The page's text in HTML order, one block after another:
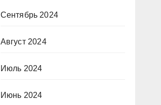
Сентябрь 2024
Август 2024
Июль 2024
Июнь 2024